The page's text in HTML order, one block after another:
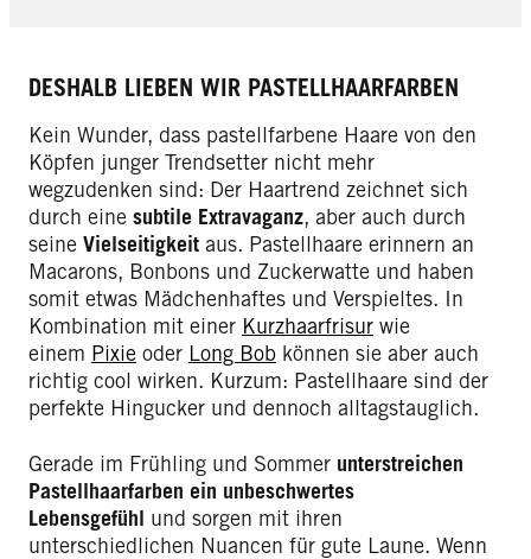
DESHALB LIEBEN WIR PASTELLHAARFARBEN
Kein Wunder, dass pastellfarbene Haare von den
Köpfen junger Trendsetter nicht mehr
wegzudenken sind: Der Haartrend zeichnet sich
durch eine subtile Extravaganz, aber auch durch
seine Vielseitigkeit aus. Pastellhaare erinnern an
Macarons, Bonbons und Zuckerwatte und haben
somit etwas Mädchenhaftes und Verspieltes. In
Kombination mit einer Kurzhaarfrisur wie
einem Pixie oder Long Bob können sie aber auch
richtig cool wirken. Kurzum: Pastellhaare sind der
perfekte Hingucker und dennoch alltagstauglich.
Gerade im Frühling und Sommer unterstreichen
Pastellhaarfarben ein unbeschwertes
Lebensgefühl und sorgen mit ihren
unterschiedlichen Nuancen für gute Laune. Wenn